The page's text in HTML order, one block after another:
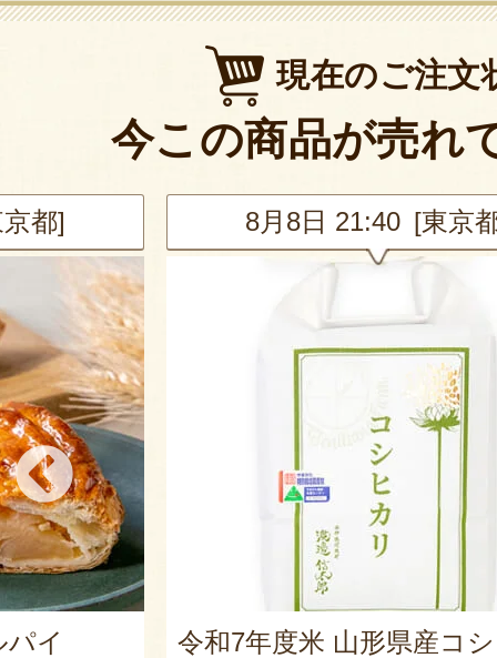
現在のご注文
今この商品が売れ
都]
シヒカ
8月8日 20:42 [兵庫
山形県産 尾花沢スイカ 大